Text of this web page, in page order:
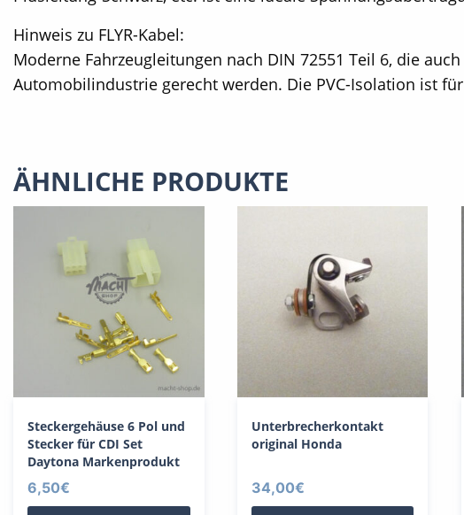
Hinweis zu FLYR-Kabel:
Moderne Fahrzeugleitungen nach DIN 72551 Teil 6, die
Automobilindustrie gerecht werden. Die PVC-Isolation ist
ÄHNLICHE PRODUKTE
Steckergehäuse 6 Pol und
Stecker für CDI Set
Daytona Markenprodukt
6,50€
Unterbrecherkontakt
original Honda
34,00€